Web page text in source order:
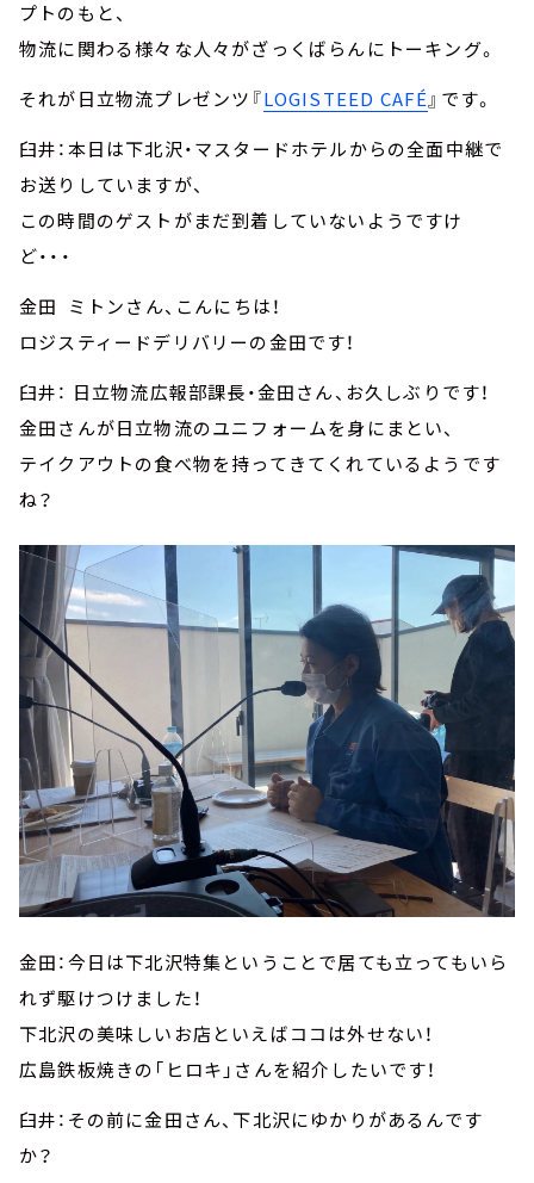
プトのもと、
物流に関わる様々な人々がざっくばらんにトーキング。
それが日立物流プレゼンツ『LOGISTEED CAFÉ』です。
臼井：本日は下北沢・マスタードホテルからの全面中継で
お送りしていますが、
この時間のゲストがまだ到着していないようですけ
ど・・・
金田 ミトンさん、こんにちは！
ロジスティードデリバリーの金田です！
臼井： 日立物流広報部課長・金田さん、お久しぶりです！
金田さんが日立物流のユニフォームを身にまとい、
テイクアウトの食べ物を持ってきてくれているようです
ね？
金田：今日は下北沢特集ということで居ても立ってもいら
れず駆けつけました！
下北沢の美味しいお店といえばココは外せない！
広島鉄板焼きの「ヒロキ」さんを紹介したいです！
臼井：その前に金田さん、下北沢にゆかりがあるんです
か？